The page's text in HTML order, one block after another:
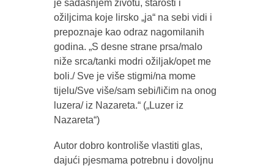
je sadašnjem životu, starosti i
ožiljcima koje lirsko „ja“ na sebi vidi i
prepoznaje kao odraz nagomilanih
godina. „S desne strane prsa/malo
niže srca/tanki modri ožiljak/opet me
boli./ Sve je više stigmi/na mome
tijelu/Sve više/sam sebi/ličim na onog
luzera/ iz Nazareta.“ („Luzer iz
Nazareta“)
Autor dobro kontroliše vlastiti glas,
dajući pjesmama potrebnu i dovoljnu